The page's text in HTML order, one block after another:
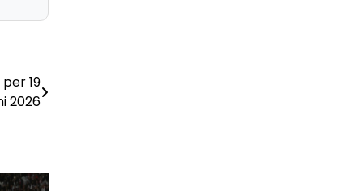
19
2026